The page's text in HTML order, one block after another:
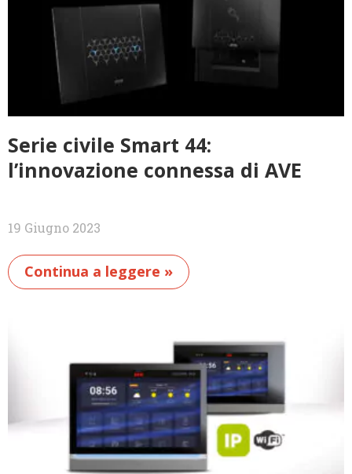
Serie civile Smart 44:
l’innovazione connessa di AVE
19 Giugno 2023
Continua a leggere »